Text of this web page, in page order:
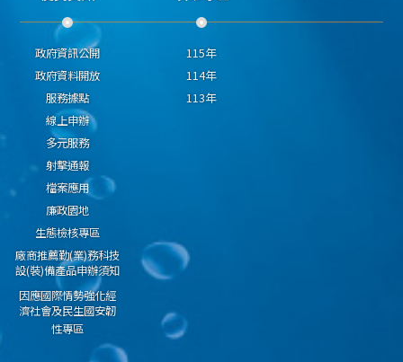
政府資訊公開
政府資料開放
服務據點
線上申辦
多元服務
射擊通報
檔案應用
廉政園地
生態檢核專區
廠商推薦勤(業)務科技
設(裝)備產品申辦須知
因應國際情勢強化經
濟社會及民生國安韌
性專區
115年
114年
113年